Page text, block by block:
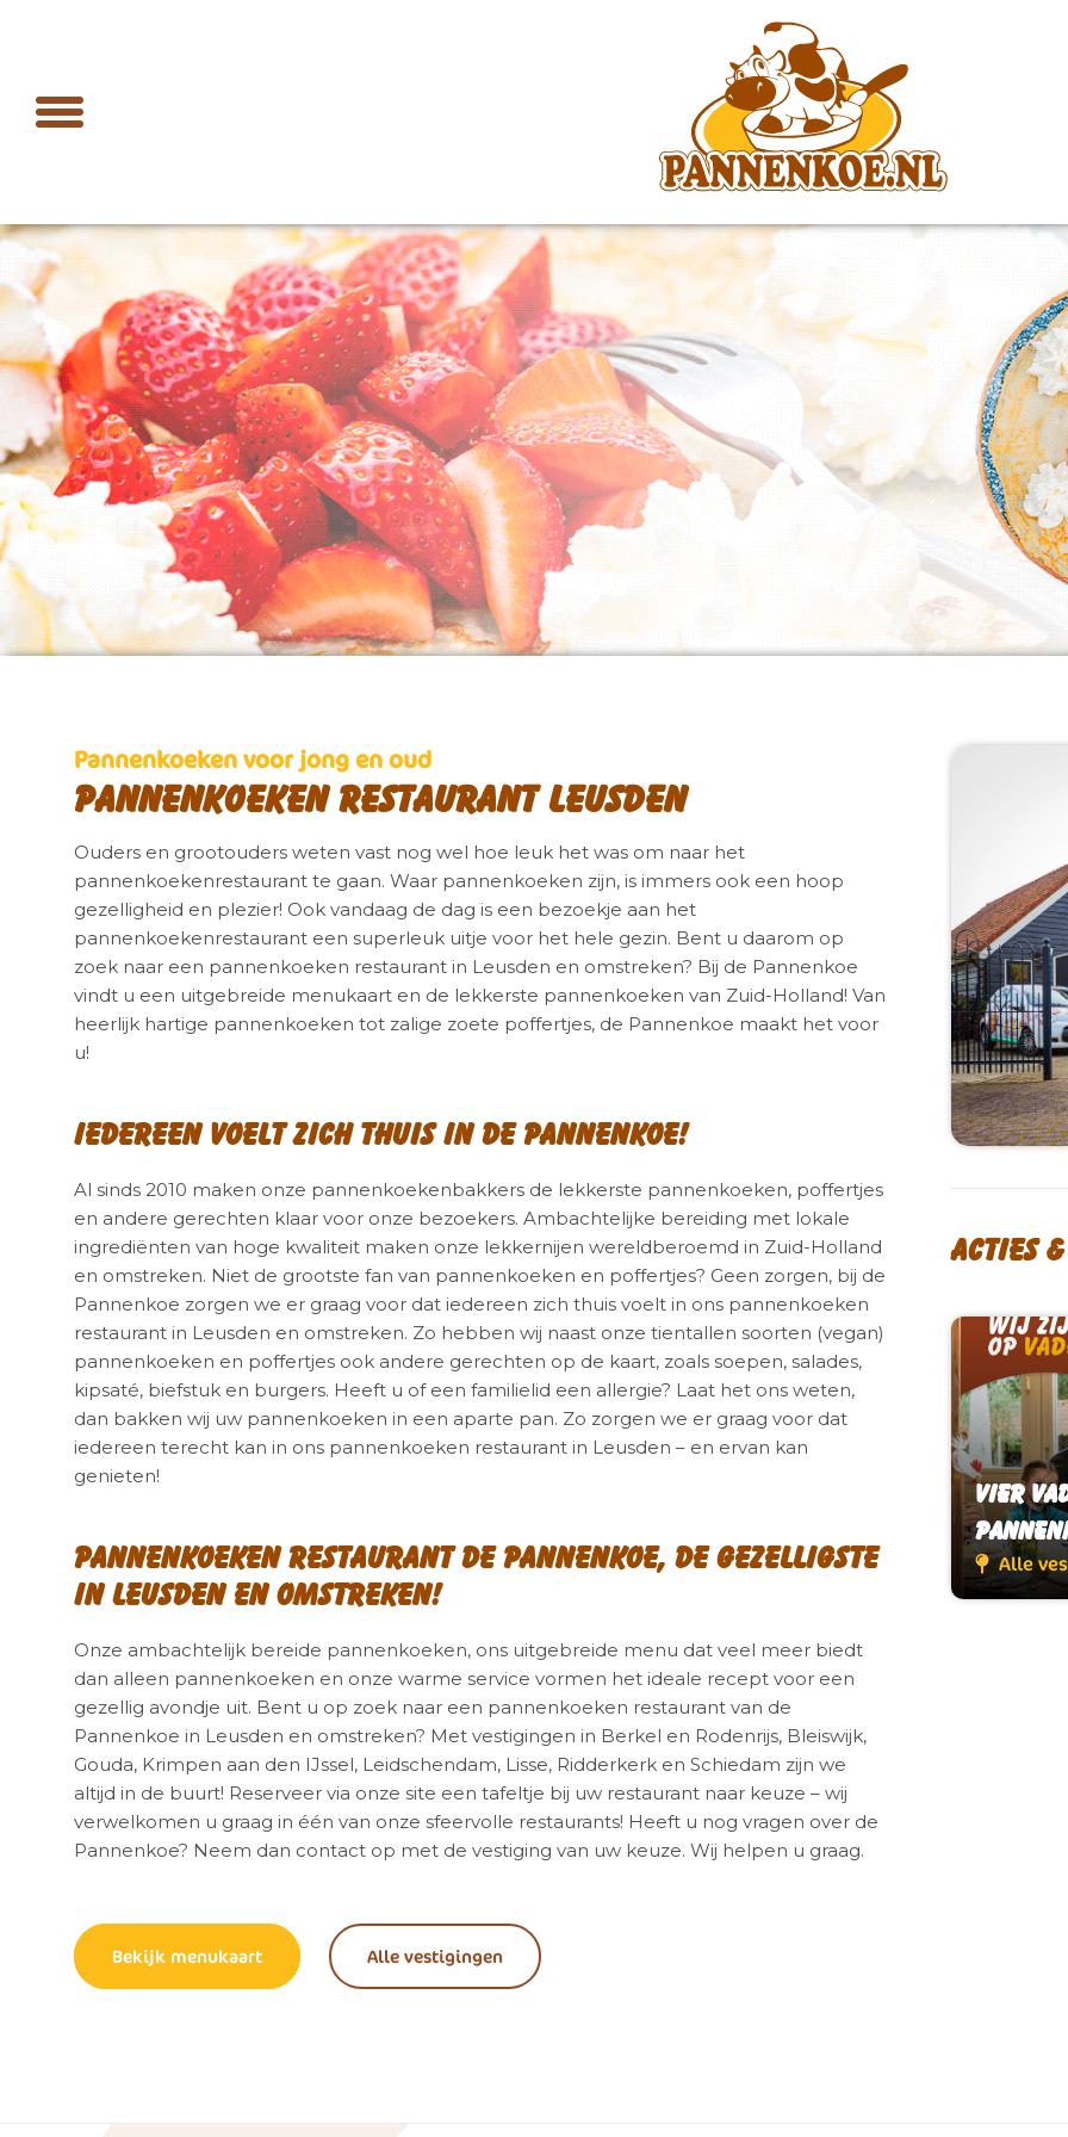
Pannenkoeken voor jong en oud
Pannenkoeken restaurant Leusden
Ouders en grootouders weten vast nog wel hoe leuk het was om naar het
pannenkoekenrestaurant te gaan. Waar pannenkoeken zijn, is immers ook een hoop
gezelligheid en plezier! Ook vandaag de dag is een bezoekje aan het
pannenkoekenrestaurant een superleuk uitje voor het hele gezin. Bent u daarom op
zoek naar een pannenkoeken restaurant in Leusden en omstreken? Bij de Pannenkoe
vindt u een uitgebreide menukaart en de lekkerste pannenkoeken van Zuid-Holland! Van
heerlijk hartige pannenkoeken tot zalige zoete poffertjes, de Pannenkoe maakt het voor
u!
Iedereen voelt zich thuis in de Pannenkoe!
Al sinds 2010 maken onze pannenkoekenbakkers de lekkerste pannenkoeken, poffertjes
en andere gerechten klaar voor onze bezoekers. Ambachtelijke bereiding met lokale
ingrediënten van hoge kwaliteit maken onze lekkernijen wereldberoemd in Zuid-Holland
en omstreken. Niet de grootste fan van pannenkoeken en poffertjes? Geen zorgen, bij de
Pannenkoe zorgen we er graag voor dat iedereen zich thuis voelt in ons pannenkoeken
restaurant in Leusden en omstreken. Zo hebben wij naast onze tientallen soorten (vegan)
pannenkoeken en poffertjes ook andere gerechten op de kaart, zoals soepen, salades,
kipsaté, biefstuk en burgers. Heeft u of een familielid een allergie? Laat het ons weten,
dan bakken wij uw pannenkoeken in een aparte pan. Zo zorgen we er graag voor dat
iedereen terecht kan in ons pannenkoeken restaurant in Leusden – en ervan kan
genieten!
Pannenkoeken restaurant de Pannenkoe, de gezelligste
in Leusden en omstreken!
Onze ambachtelijk bereide pannenkoeken, ons uitgebreide menu dat veel meer biedt
dan alleen pannenkoeken en onze warme service vormen het ideale recept voor een
gezellig avondje uit. Bent u op zoek naar een pannenkoeken restaurant van de
Pannenkoe in Leusden en omstreken? Met vestigingen in Berkel en Rodenrijs, Bleiswijk,
Gouda, Krimpen aan den IJssel, Leidschendam, Lisse, Ridderkerk en Schiedam zijn we
altijd in de buurt! Reserveer via onze site een tafeltje bij uw restaurant naar keuze – wij
verwelkomen u graag in één van onze sfeervolle restaurants! Heeft u nog vragen over de
Pannenkoe? Neem dan contact op met de vestiging van uw keuze. Wij helpen u graag.
Bekijk menukaart Alle vestigingen
Acties
Vier
Alle
Vier
Alle